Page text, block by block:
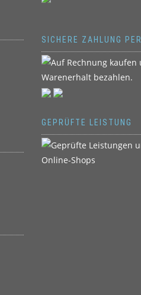
SICHERE ZAHLUNG PER
GEPRÜFTE LEISTUNG